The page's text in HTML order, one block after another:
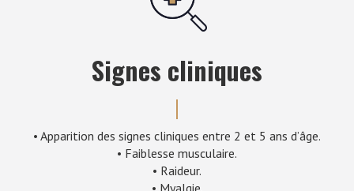
Signes cliniques
• Apparition des signes cliniques entre 2 et 5 ans d’âge.
• Faiblesse musculaire.
• Raideur.
• Myalgie.